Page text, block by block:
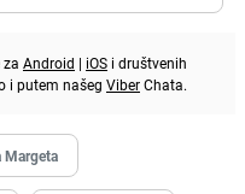
Android | iOS i društvenih
i putem našeg ViberChata.
Margeta